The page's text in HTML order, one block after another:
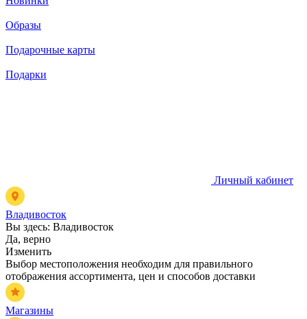
Образы
Подарочные карты
Подарки
Личный кабинет
Владивосток
Вы здесь: Владивосток
Да, верно
Изменить
Выбор местоположения необходим для правильного
отображения ассортимента, цен и способов доставки
Магазины